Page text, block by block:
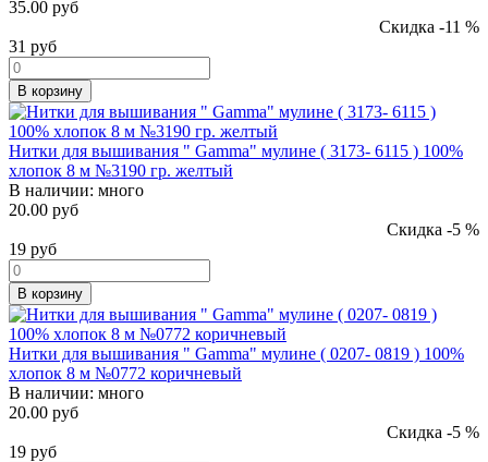
35.00 руб
Скидка -11 %
31 руб
В корзину
Нитки для вышивания " Gamma" мулине ( 3173- 6115 ) 100%
хлопок 8 м №3190 гр. желтый
В наличии: много
20.00 руб
Скидка -5 %
19 руб
В корзину
Нитки для вышивания " Gamma" мулине ( 0207- 0819 ) 100%
хлопок 8 м №0772 коричневый
В наличии: много
20.00 руб
Скидка -5 %
19 руб